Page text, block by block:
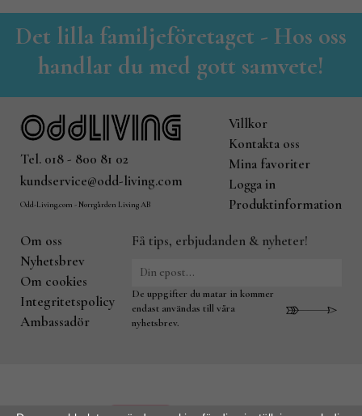
Det lilla familjeföretaget - Hos oss
handlar du med gott samvete!
Tel. 018 - 800 81 02
kundservice@odd-living.com
Odd-Living.com - Norrgården Living AB
Villkor
Kontakta oss
Mina favoriter
Logga in
Produktinformation
Om oss
Nyhetsbrev
Om cookies
Integritetspolicy
Ambassadör
Få tips, erbjudanden & nyheter!
De uppgifter du matar in kommer
endast användas till våra
nyhetsbrev.